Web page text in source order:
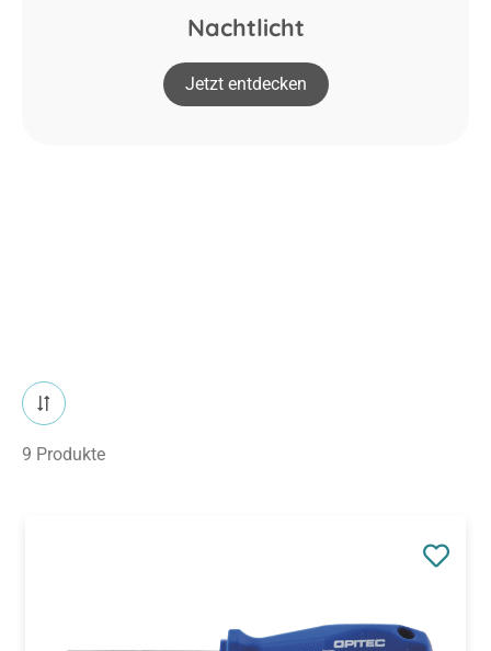
Nachtlicht
Jetzt entdecken
9 Produkte